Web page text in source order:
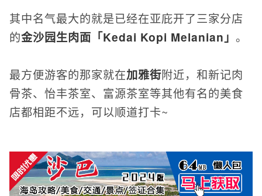
其中名气最大的就是已经在亚庇开了三家分店
的金沙园生肉面「Kedai Kopi Melanian」 。
最方便游客的那家就在加雅街附近，和新记肉
骨茶、怡丰茶室、富源茶室等其他有名的美食
店都相距不远，可以顺道打卡~